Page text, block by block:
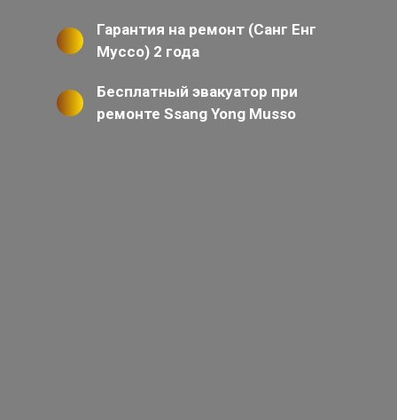
Гарантия на ремонт (Санг Енг
Муссо) 2 года
Бесплатный эвакуатор при
ремонте Ssang Yong Musso